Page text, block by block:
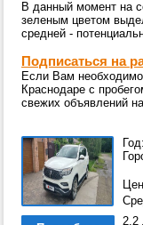
В данный момент на
зеленым цветом
средней -
Подписаться на
Если Вам необходимо
Краснодаре с
свежих объявлений
2.2